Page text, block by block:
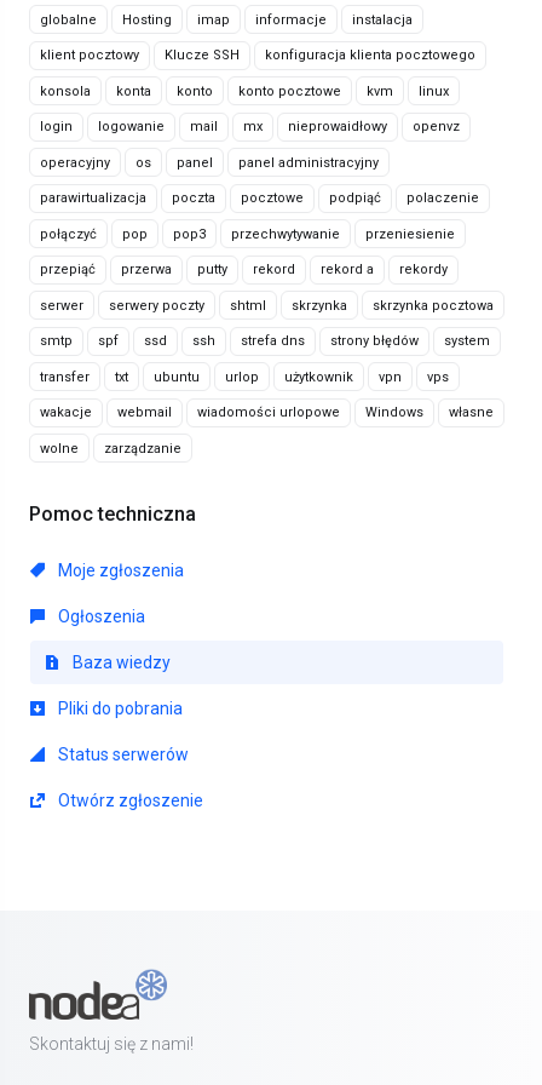
globalne Hosting imap informacje instalacja
klient pocztowy Klucze SSH konfiguracja klienta pocztowego
konsola konta konto konto pocztowe kvm linux
login logowanie mail mx nieprowaidłowy openvz
operacyjny os panel panel administracyjny
parawirtualizacja poczta pocztowe podpiąć polaczenie
połączyć pop pop3 przechwytywanie przeniesienie
przepiąć przerwa putty rekord rekord a rekordy
serwer serwery poczty shtml skrzynka skrzynka pocztowa
smtp spf ssd ssh strefa dns strony błędów system
transfer txt ubuntu urlop użytkownik vpn vps
wakacje webmail wiadomości urlopowe Windows własne
wolne zarządzanie
Pomoc techniczna
Moje zgłoszenia
Ogłoszenia
Baza wiedzy
Pliki do pobrania
Status serwerów
Otwórz zgłoszenie
Skontaktuj się z nami!